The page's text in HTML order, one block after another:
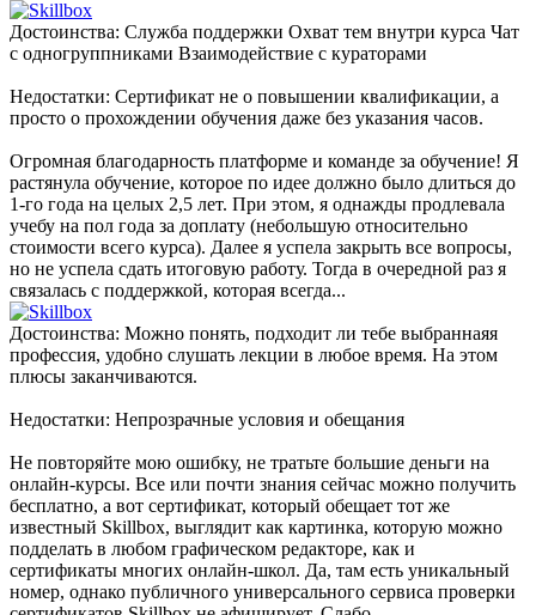
Достоинства: Служба поддержки Охват тем внутри курса Чат
с одногруппниками Взаимодействие с кураторами
Недостатки: Сертификат не о повышении квалификации, а
просто о прохождении обучения даже без указания часов.
Огромная благодарность платформе и команде за обучение! Я
растянула обучение, которое по идее должно было длиться до
1-го года на целых 2,5 лет. При этом, я однажды продлевала
учебу на пол года за доплату (небольшую относительно
стоимости всего курса). Далее я успела закрыть все вопросы,
но не успела сдать итоговую работу. Тогда в очередной раз я
связалась с поддержкой, которая всегда...
Достоинства: Можно понять, подходит ли тебе выбраннаяя
профессия, удобно слушать лекции в любое время. На этом
плюсы заканчиваются.
Недостатки: Непрозрачные условия и обещания
Не повторяйте мою ошибку, не тратьте большие деньги на
онлайн-курсы. Все или почти знания сейчас можно получить
бесплатно, а вот сертификат, который обещает тот же
известный Skillbox, выглядит как картинка, которую можно
подделать в любом графическом редакторе, как и
сертификаты многих онлайн-школ. Да, там есть уникальный
номер, однако публичного универсального сервиса проверки